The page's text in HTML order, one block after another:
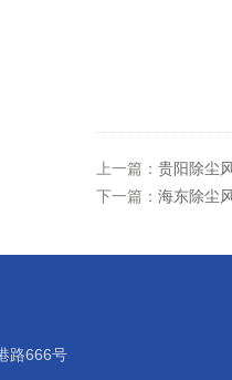
上一篇： 贵阳除尘
下一篇： 海东除尘
路666号